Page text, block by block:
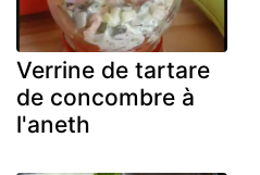
Verrine de tartare
de concombre à
l'aneth